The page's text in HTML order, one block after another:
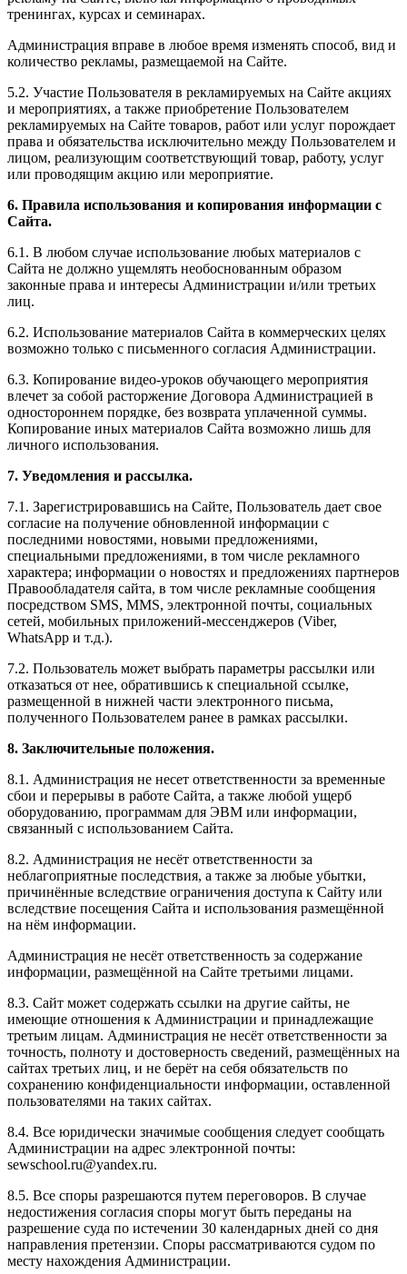
тренингах, курсах и семинарах.
Администрация вправе в любое время изменять способ, вид и
количество рекламы, размещаемой на Сайте.
5.2. Участие Пользователя в рекламируемых на Сайте акциях
и мероприятиях, а также приобретение Пользователем
рекламируемых на Сайте товаров, работ или услуг порождает
права и обязательства исключительно между Пользователем и
лицом, реализующим соответствующий товар, работу, услуг
или проводящим акцию или мероприятие.
6. Правила использования и копирования информации с
Сайта.
6.1. В любом случае использование любых материалов с
Сайта не должно ущемлять необоснованным образом
законные права и интересы Администрации и/или третьих
лиц.
6.2. Использование материалов Сайта в коммерческих целях
возможно только с письменного согласия Администрации.
6.3. Копирование видео-уроков обучающего мероприятия
влечет за собой расторжение Договора Администрацией в
одностороннем порядке, без возврата уплаченной суммы.
Копирование иных материалов Сайта возможно лишь для
личного использования.
7. Уведомления и рассылка.
7.1. Зарегистрировавшись на Сайте, Пользователь дает свое
согласие на получение обновленной информации с
последними новостями, новыми предложениями,
специальными предложениями, в том числе рекламного
характера; информации о новостях и предложениях партнеров
Правообладателя сайта, в том числе рекламные сообщения
посредством SMS, MMS, электронной почты, социальных
сетей, мобильных приложений-мессенджеров (Viber,
WhatsApp и т.д.).
7.2. Пользователь может выбрать параметры рассылки или
отказаться от нее, обратившись к специальной ссылке,
размещенной в нижней части электронного письма,
полученного Пользователем ранее в рамках рассылки.
8. Заключительные положения.
8.1. Администрация не несет ответственности за временные
сбои и перерывы в работе Сайта, а также любой ущерб
оборудованию, программам для ЭВМ или информации,
связанный с использованием Сайта.
8.2. Администрация не несёт ответственности за
неблагоприятные последствия, а также за любые убытки,
причинённые вследствие ограничения доступа к Сайту или
вследствие посещения Сайта и использования размещённой
на нём информации.
Администрация не несёт ответственность за содержание
информации, размещённой на Сайте третьими лицами.
8.3. Сайт может содержать ссылки на другие сайты, не
имеющие отношения к Администрации и принадлежащие
третьим лицам. Администрация не несёт ответственности за
точность, полноту и достоверность сведений, размещённых на
сайтах третьих лиц, и не берёт на себя обязательств по
сохранению конфиденциальности информации, оставленной
пользователями на таких сайтах.
8.4. Все юридически значимые сообщения следует сообщать
Администрации на адрес электронной почты:
sewschool.ru@yandex.ru.
8.5. Все споры разрешаются путем переговоров. В случае
недостижения согласия споры могут быть переданы на
разрешение суда по истечении 30 календарных дней со дня
направления претензии. Споры рассматриваются судом по
месту нахождения Администрации.